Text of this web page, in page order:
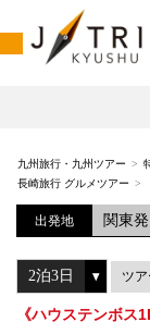
九州旅行・九州ツアー
長崎旅行 グルメツアー
出発地 関東発
ツ
《ハウステンボス